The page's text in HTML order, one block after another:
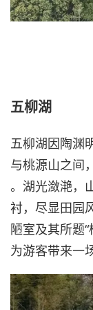
五柳湖
五柳湖因陶渊
与桃源山之间
。湖光潋滟，
衬，尽显田园
陋室及其所题“
为游客带来一